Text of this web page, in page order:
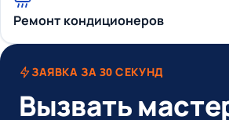
Ремонт кондиционеров
ЗАЯВКА ЗА 30 СЕКУНД
Вызвать